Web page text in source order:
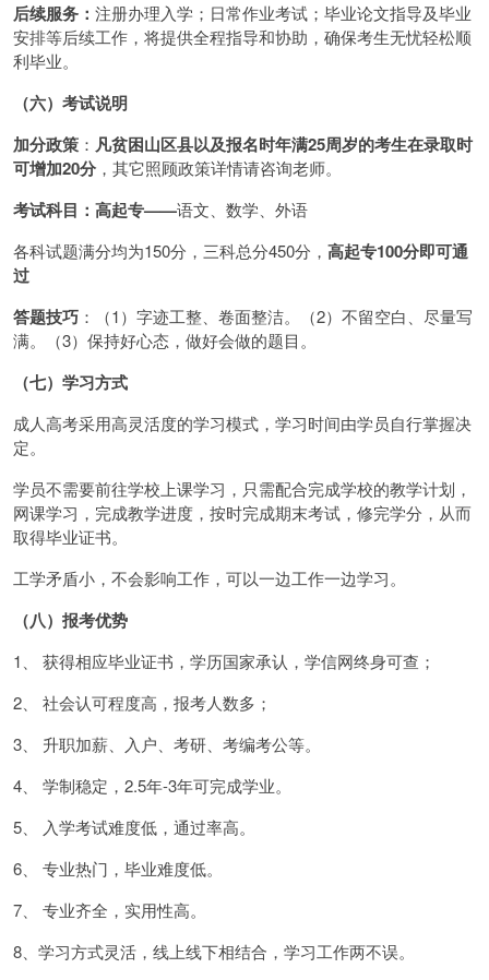
后续服务： 注册办理入学；日常作业考试；毕业论文指导及毕业
安排等后续工作，将提供全程指导和协助，确保考生无忧轻松顺
利毕业。
（六）考试说明
加分政策 ： 凡贫困山区县以及报名时年满25周岁的考生在录取时
可增加20分 ，其它照顾政策详情请咨询老师。
考试科目： 高起专——语文、数学、外语
各科试题满分均为150分，三科总分450分， 高起专100分即可通
过
答题技巧 ：（1）字迹工整、卷面整洁。（2）不留空白、尽量写
满。（3）保持好心态，做好会做的题目。
（七）学习方式
成人高考采用高灵活度的学习模式，学习时间由学员自行掌握决
定。
学员不需要前往学校上课学习，只需配合完成学校的教学计划，
网课学习，完成教学进度，按时完成期末考试，修完学分，从而
取得毕业证书。
工学矛盾小，不会影响工作，可以一边工作一边学习。
（八）报考优势
1、 获得相应毕业证书，学历国家承认，学信网终身可查；
2、 社会认可程度高，报考人数多；
3、 升职加薪、入户、考研、考编考公等。
4、 学制稳定，2.5年-3年可完成学业。
5、 入学考试难度低，通过率高。
6、 专业热门，毕业难度低。
7、 专业齐全，实用性高。
8、学习方式灵活，线上线下相结合，学习工作两不误。